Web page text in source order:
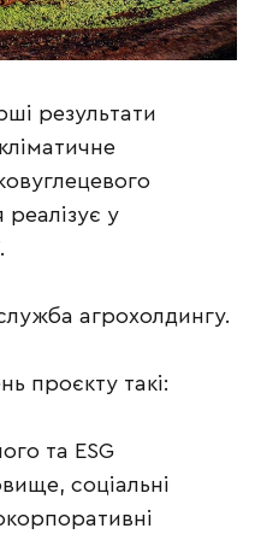
результати
реалізує у
агрохолдингу.
проєкту такі:
та ESG
соціальні